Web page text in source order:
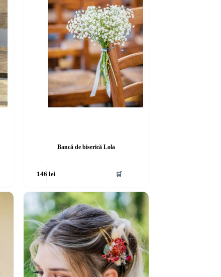
Bancă de biserică Lola
146lei 🛒